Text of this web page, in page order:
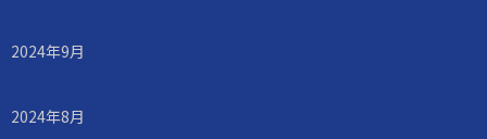
2024年9月
2024年8月